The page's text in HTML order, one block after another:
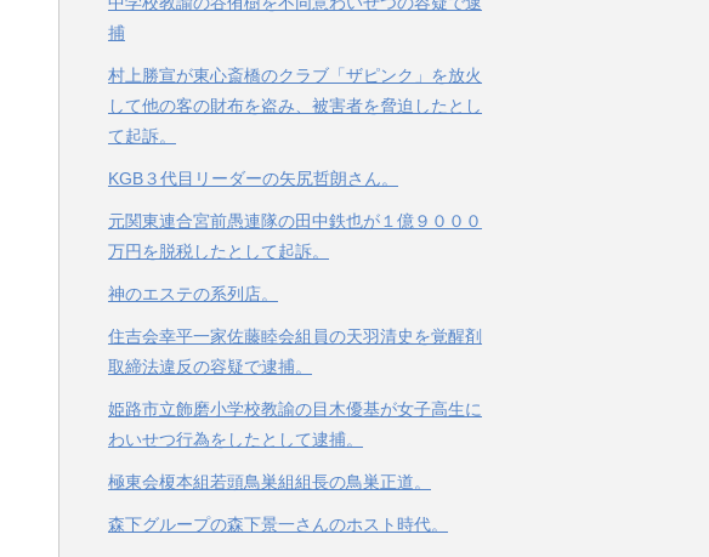
捕
村上勝宣が東心斎橋のクラブ「ザピンク」を放火
して他の客の財布を盗み、被害者を脅迫したとし
て起訴。
KGB３代目リーダーの矢尻哲朗さん。
元関東連合宮前愚連隊の田中鉄也が１億９０００
万円を脱税したとして起訴。
神のエステの系列店。
住吉会幸平一家佐藤睦会組員の天羽清史を覚醒剤
取締法違反の容疑で逮捕。
姫路市立飾磨小学校教諭の目木優基が女子高生に
わいせつ行為をしたとして逮捕。
極東会榎本組若頭鳥巣組組長の鳥巣正道。
森下グループの森下景一さんのホスト時代。